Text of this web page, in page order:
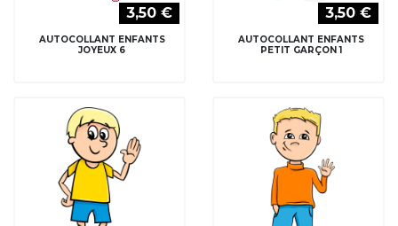
3,50 €
AUTOCOLLANT ENFANTS
JOYEUX 6
3,50 €
AUTOCOLLANT ENFANTS
PETIT GARÇON 1